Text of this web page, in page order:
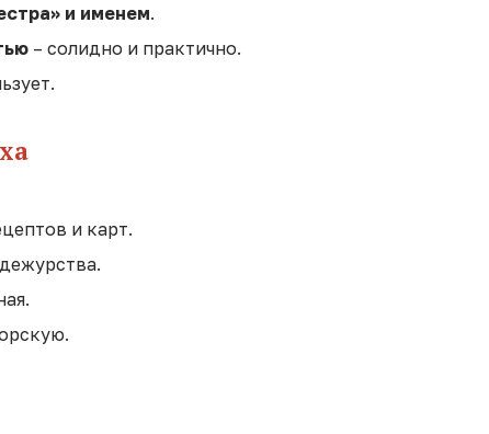
и именем.
– солидно и практично.
и карт.